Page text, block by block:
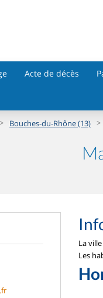
Acte de décès
> Bouches-du-Rhône (13) >
La
Les